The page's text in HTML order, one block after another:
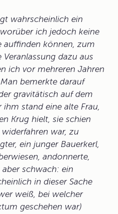
wahrscheinlich ein
ich jedoch keine
auffinden können, zum
dazu aus
ich vor mehreren Jahren
bemerkte darauf
gravitätisch auf dem
stand eine alte Frau,
Krug hielt, sie schien
war, zu
ein junger Bauerkerl,
andonnerte,
schwach: ein
in dieser Sache
weiß, bei welcher
geschehen war)